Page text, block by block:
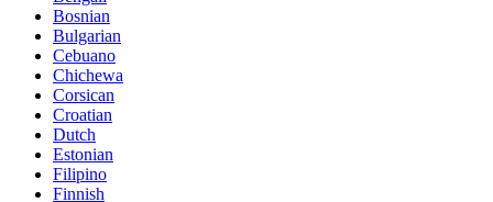
Bosnian
Bulgarian
Cebuano
Chichewa
Corsican
Croatian
Dutch
Estonian
Filipino
Finnish